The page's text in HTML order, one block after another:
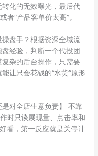
化的无效曝光，最后代
者“产品客单价太高”。
盘手？根据资深全域流
经验，判断一个代投团
杂的后台操作，只需要
让只会花钱的“水货”原形
是对全店生意负责】 不靠
时只谈展现量、点击率和
看，第一反应就是关停计